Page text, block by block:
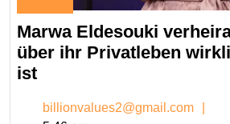
18,
2026
Marwa Eldesouki
über ihr Privatleben
istMarwa
verheiratet
billionvalues2@gmail.com